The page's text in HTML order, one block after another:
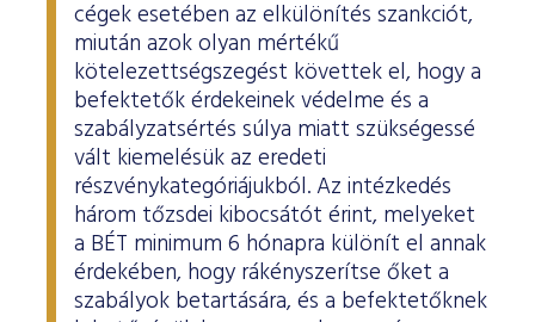
cégek esetében az elkülönítés szankciót,
miután azok olyan mértékű
kötelezettségszegést követtek el, hogy a
befektetők érdekeinek védelme és a
szabályzatsértés súlya miatt szükségessé
vált kiemelésük az eredeti
részvénykategóriájukból. Az intézkedés
három tőzsdei kibocsátót érint, melyeket
a BÉT minimum 6 hónapra különít el annak
érdekében, hogy rákényszerítse őket a
szabályok betartására, és a befektetőknek